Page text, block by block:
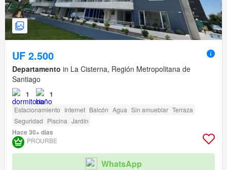
UF 2.500
Departamento in La Cisterna, Región Metropolitana de
Santiago
1 1
Estacionamiento Internet Balcón Agua Sin amueblar Terraza
Seguridad Piscina Jardín
Hace 30+ días
PROURBE
WhatsApp